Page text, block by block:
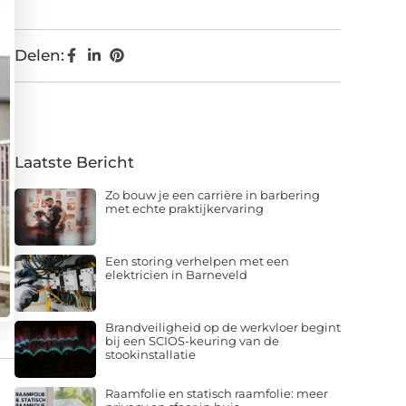
Delen:
Laatste Bericht
Zo bouw je een carrière in barbering
met echte praktijkervaring
Een storing verhelpen met een
elektricien in Barneveld
Brandveiligheid op de werkvloer begint
bij een SCIOS-keuring van de
stookinstallatie
Raamfolie en statisch raamfolie: meer